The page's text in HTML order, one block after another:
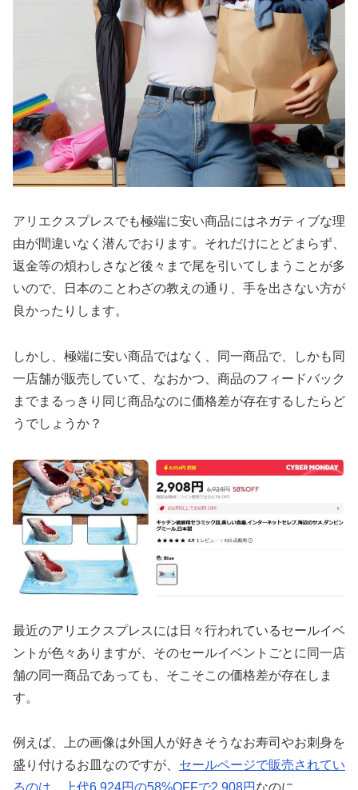
アリエクスプレスでも極端に安い商品にはネガティブな理
由が間違いなく潜んでおります。それだけにとどまらず、
返金等の煩わしさなど後々まで尾を引いてしまうことが多
いので、日本のことわざの教えの通り、手を出さない方が
良かったりします。
しかし、極端に安い商品ではなく、同一商品で、しかも同
一店舗が販売していて、なおかつ、商品のフィードバック
までまるっきり同じ商品なのに価格差が存在するしたらど
うでしょうか？
最近のアリエクスプレスには日々行われているセールイベ
ントが色々ありますが、そのセールイベントごとに同一店
舗の同一商品であっても、そこそこの価格差が存在しま
す。
例えば、上の画像は外国人が好きそうなお寿司やお刺身を
盛り付けるお皿なのですが、 セールページで販売されてい